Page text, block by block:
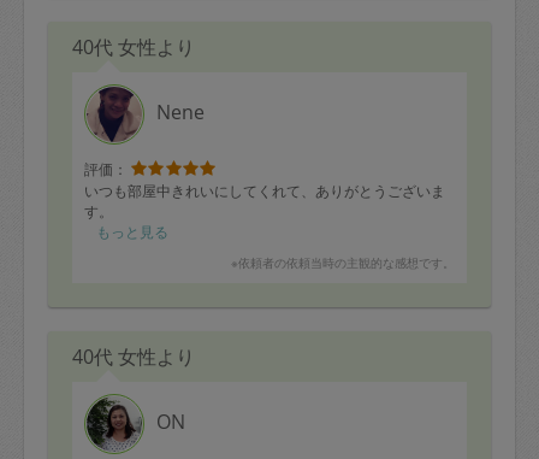
40代 女性より
Nene
評価：
いつも部屋中きれいにしてくれて、ありがとうございま
す。
もっと見る
※依頼者の依頼当時の主観的な感想です。
40代 女性より
ON